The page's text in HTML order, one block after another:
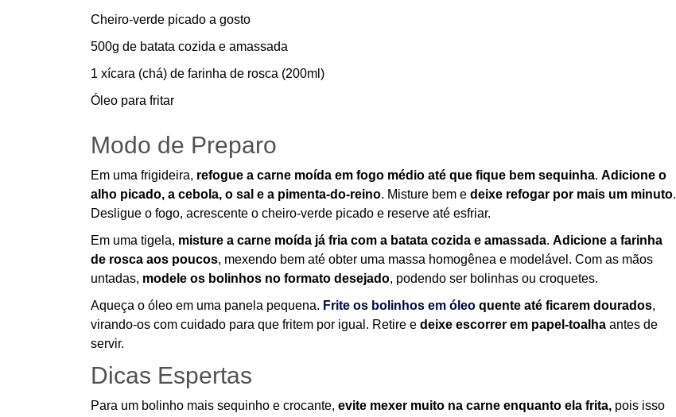
Cheiro-verde picado a gosto
500g de batata cozida e amassada
1 xícara (chá) de farinha de rosca (200ml)
Óleo para fritar
Modo de Preparo
Em uma frigideira, refogue a carne moída em fogo médio até que fique bem sequinha. Adicione o
alho picado, a cebola, o sal e a pimenta-do-reino. Misture bem e deixe refogar por mais um minuto.
Desligue o fogo, acrescente o cheiro-verde picado e reserve até esfriar.
Em uma tigela, misture a carne moída já fria com a batata cozida e amassada. Adicione a farinha
de rosca aos poucos, mexendo bem até obter uma massa homogênea e modelável. Com as mãos
untadas, modele os bolinhos no formato desejado, podendo ser bolinhas ou croquetes.
Aqueça o óleo em uma panela pequena. Frite os bolinhos em óleo quente até ficarem dourados,
virando-os com cuidado para que fritem por igual. Retire e deixe escorrer em papel-toalha antes de
servir.
Dicas Espertas
Para um bolinho mais sequinho e crocante, evite mexer muito na carne enquanto ela frita, pois isso